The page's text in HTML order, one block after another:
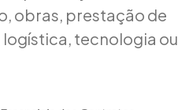
obras, prestação de
tecnologia ou